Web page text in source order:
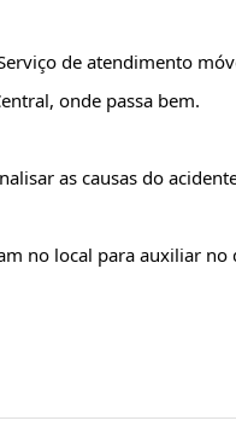
de atendimento
onde passa bem.
as causas do
no local para auxiliar